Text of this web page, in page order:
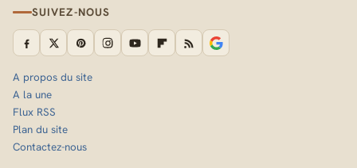
SUIVEZ-NOUS
A propos du site
A la une
Flux RSS
Plan du site
Contactez-nous